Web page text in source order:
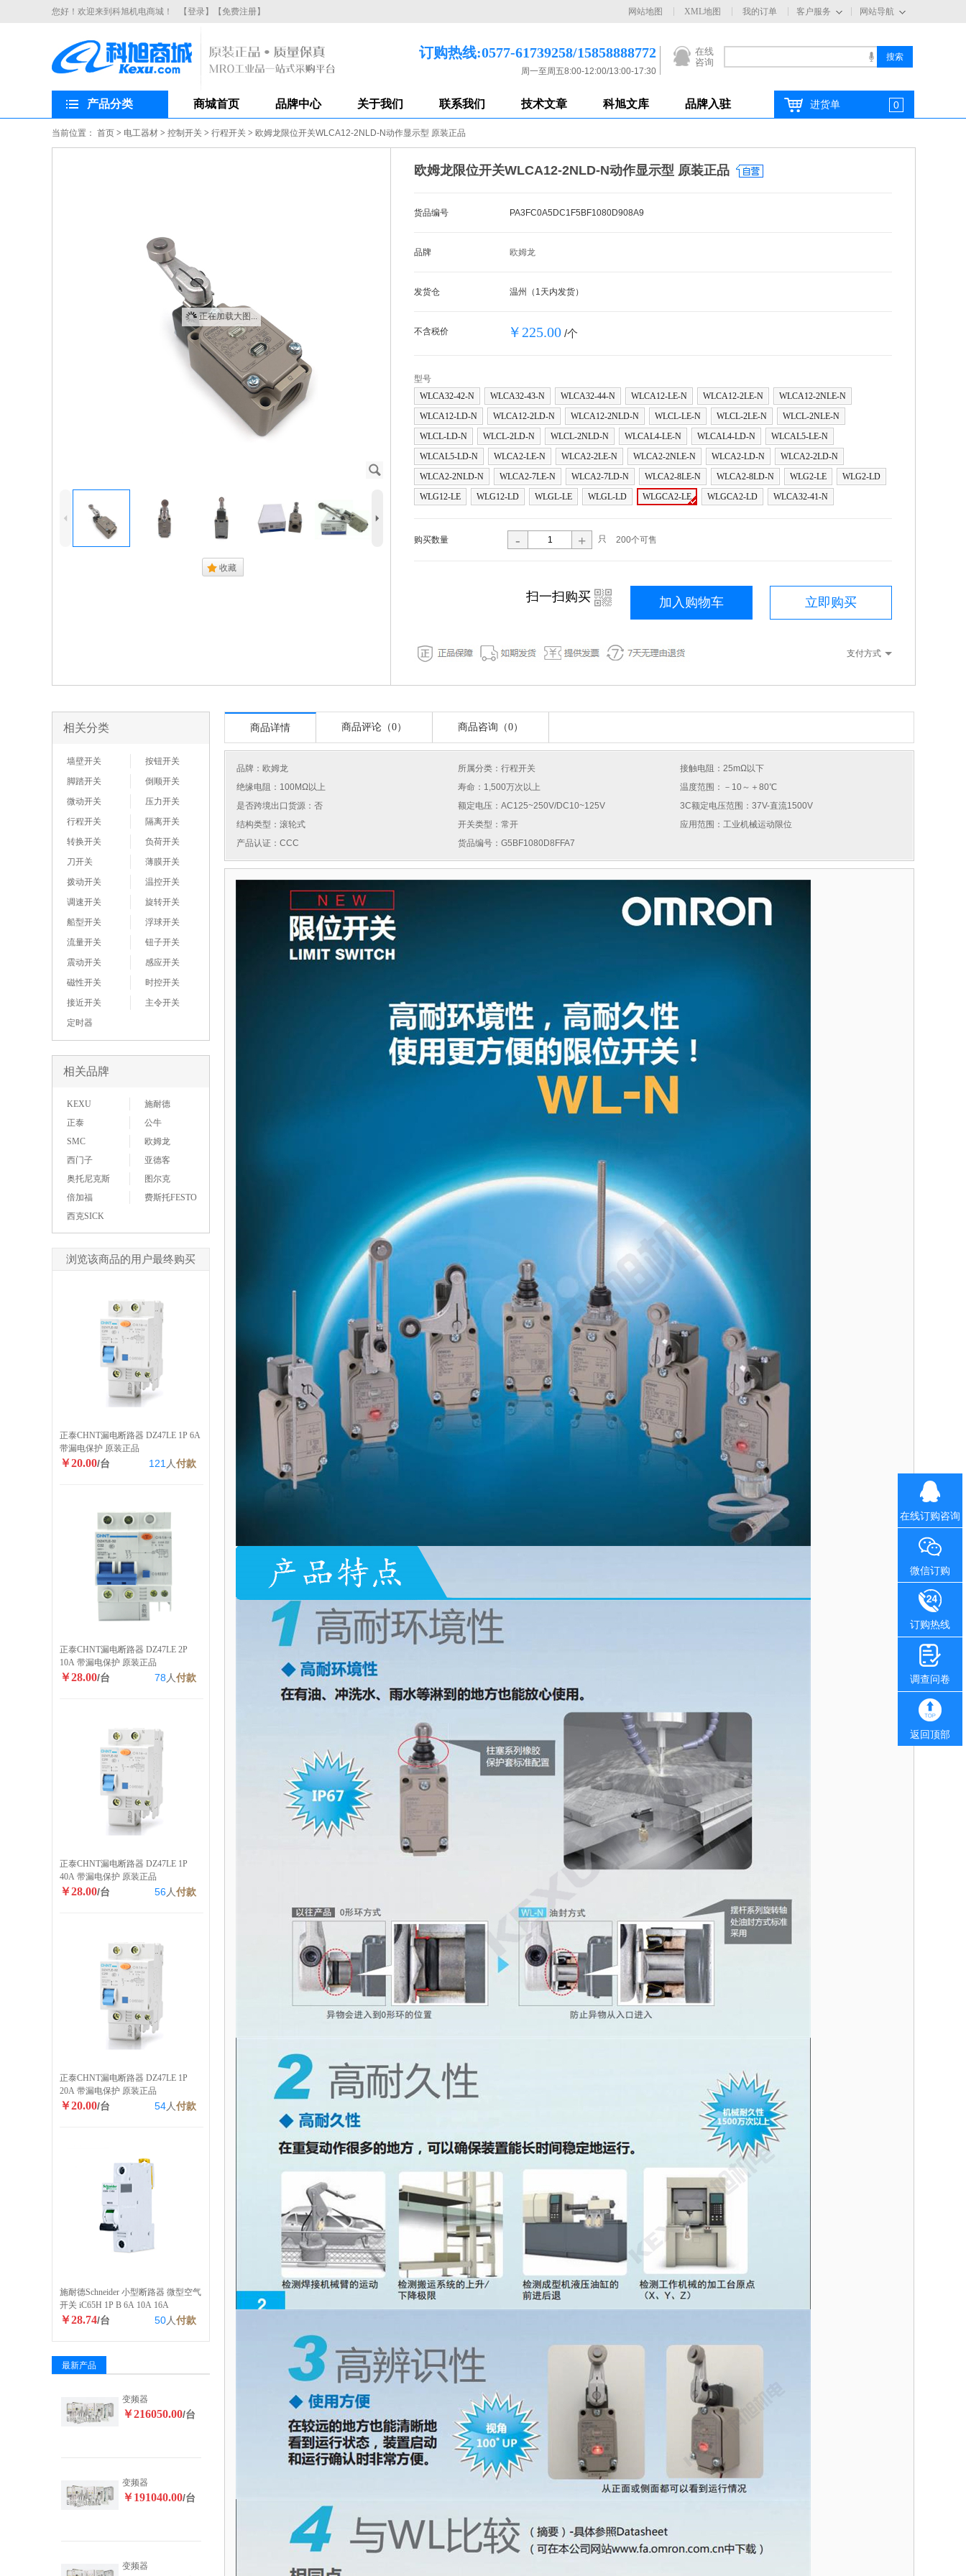
您好！欢迎来到科旭机电商城！ 【登录】 【免费注册】 网站导航
客户服务
网站地图 XML地图 我的订单
在线
咨询
订购热线:0577-61739258/15858888772
周一至周五8:00-12:00/13:00-17:30
产品分类 商城首页 品牌中心 关于我们 联系我们 技术文章 科旭文库 品牌入驻 进货单 0
当前位置： 首页 > 电工器材 > 控制开关 > 行程开关 > 欧姆龙限位开关WLCA12-2NLD-N动作显示型 原装正品
J
正在加载大图...
4 5
. 收藏
欧姆龙限位开关WLCA12-2NLD-N动作显示型 原装正品
货品编号 PA3FC0A5DC1F5BF1080D908A9
品牌 欧姆龙
发货仓 温州（1天内发货）
不含税价 ￥225.00 /个
型号
WLCA32-42-N
WLCA32-43-N WLCA32-44-N WLCA12-LE-N WLCA12-2LE-N
WLCA12-2NLE-N
WLCA12-LD-N
WLCA12-2LD-N WLCA12-2NLD-N WLCL-LE-N WLCL-2LE-N
WLCL-2NLE-N
WLCL-LD-N
WLCL-2LD-N WLCL-2NLD-N WLCAL4-LE-N WLCAL4-LD-N
WLCAL5-LE-N
WLCAL5-LD-N
WLCA2-LE-N WLCA2-2LE-N WLCA2-2NLE-N WLCA2-LD-N
WLCA2-2LD-N
WLCA2-2NLD-N
WLCA2-7LE-N WLCA2-7LD-N WLCA2-8LE-N WLCA2-8LD-N WLG2-LE
WLG2-LD
WLG12-LE
WLG12-LD WLGL-LE WLGL-LD WLGCA2-LE WLGCA2-LD WLCA32-41-N
购买数量 - + 只 200个可售
立即购买
加入购物车
扫一扫购买 i
支付方式
相关分类
墙壁开关
按钮开关
脚踏开关
倒顺开关
微动开关
压力开关
行程开关
隔离开关
转换开关
负荷开关
刀开关
薄膜开关
拨动开关
温控开关
调速开关
旋转开关
船型开关
浮球开关
流量开关
钮子开关
震动开关
感应开关
磁性开关
时控开关
接近开关
主令开关
定时器
相关品牌
KEXU
施耐德
正泰
公牛
SMC
欧姆龙
西门子
亚德客
奥托尼克斯
图尔克
倍加福
费斯托FESTO
西克SICK
浏览该商品的用户最终购买
正泰CHNT漏电断路器 DZ47LE 1P 6A
带漏电保护 原装正品
￥20.00/台 121 人付款
正泰CHNT漏电断路器 DZ47LE 2P
10A 带漏电保护 原装正品
￥28.00/台 78 人付款
正泰CHNT漏电断路器 DZ47LE 1P
40A 带漏电保护 原装正品
￥28.00/台 56人付款
正泰CHNT漏电断路器 DZ47LE 1P
20A 带漏电保护 原装正品
￥20.00/台 54人付款
施耐德Schneider 小型断路器 微型空气
开关 iC65H 1P B 6A 10A 16A
￥28.74/台 50人付款
最新产品
变频器
￥216050.00/台
变频器
￥191040.00/台
变频器
商品详情 商品评论（0） 商品咨询（0）
品牌： 欧姆龙 所属分类：行程开关
接触电阻：25mΩ以下
绝缘电阻：100MΩ以上
寿命：1,500万次以上
温度范围：－10～＋80℃
是否跨境出口货源：否
额定电压：AC125~250V/DC10~125V
3C额定电压范围：37V-直流1500V
结构类型：滚轮式
开关类型：常开
应用范围：工业机械运动限位
产品认证：CCC
货品编号：G5BF1080D8FFA7
在线订购咨询
微信订购
订购热线
调查问卷
返回顶部